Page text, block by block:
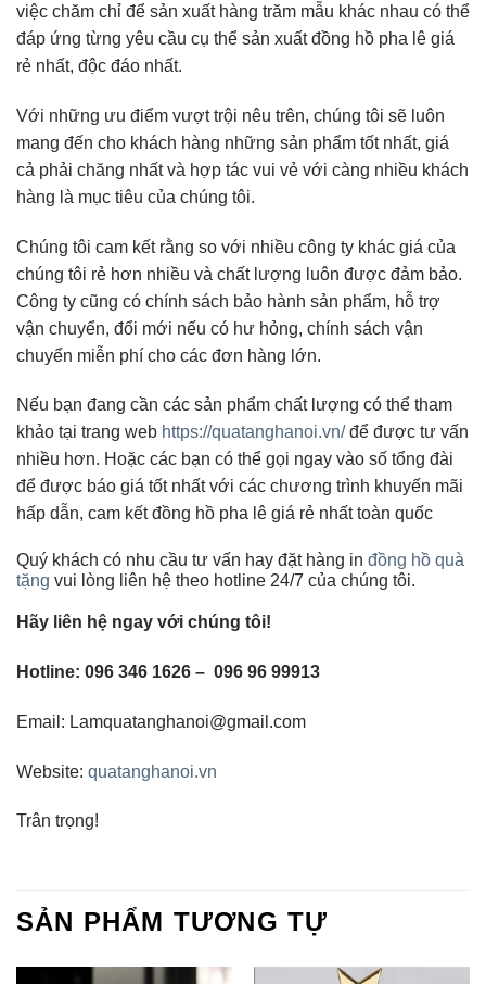
việc chăm chỉ để sản xuất hàng trăm mẫu khác nhau có thể
đáp ứng từng yêu cầu cụ thể sản xuất đồng hồ pha lê giá
rẻ nhất, độc đáo nhất.
Với những ưu điểm vượt trội nêu trên, chúng tôi sẽ luôn
mang đến cho khách hàng những sản phẩm tốt nhất, giá
cả phải chăng nhất và hợp tác vui vẻ với càng nhiều khách
hàng là mục tiêu của chúng tôi.
Chúng tôi cam kết rằng so với nhiều công ty khác giá của
chúng tôi rẻ hơn nhiều và chất lượng luôn được đảm bảo.
Công ty cũng có chính sách bảo hành sản phẩm, hỗ trợ
vận chuyển, đổi mới nếu có hư hỏng, chính sách vận
chuyển miễn phí cho các đơn hàng lớn.
Nếu bạn đang cần các sản phẩm chất lượng có thể tham
khảo tại trang web https://quatanghanoi.vn/ để được tư vấn
nhiều hơn. Hoặc các bạn có thể gọi ngay vào số tổng đài
để được báo giá tốt nhất với các chương trình khuyến mãi
hấp dẫn, cam kết đồng hồ pha lê giá rẻ nhất toàn quốc
Quý khách có nhu cầu tư vấn hay đặt hàng in đồng hồ quà
tặng vui lòng liên hệ theo hotline 24/7 của chúng tôi.
Hãy liên hệ ngay với chúng tôi!
Hotline: 096 346 1626 – 096 96 99913
Email: Lamquatanghanoi@gmail.com
Website: quatanghanoi.vn
Trân trọng!
SẢN PHẨM TƯƠNG TỰ